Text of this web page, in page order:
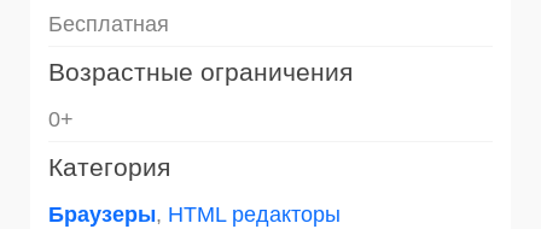
Бесплатная
Возрастные ограничения
0+
Категория
Браузеры, HTML редакторы